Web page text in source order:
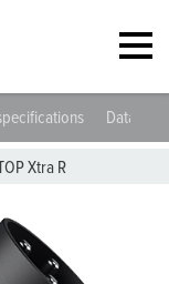
Xtra R